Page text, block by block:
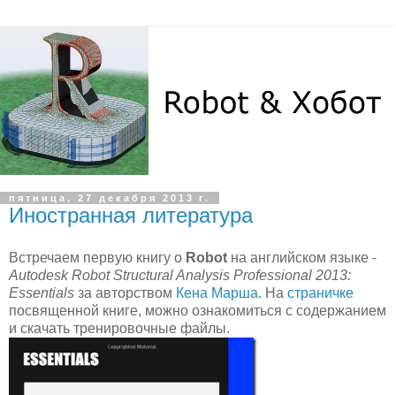
пятница, 27 декабря 2013 г.
Иностранная литература
Встречаем первую книгу о Robot на английском языке -
Autodesk Robot Structural Analysis Professional 2013:
Essentials за авторством Кена Марша. На страничке
посвященной книге, можно ознакомиться с содержанием
и скачать тренировочные файлы.